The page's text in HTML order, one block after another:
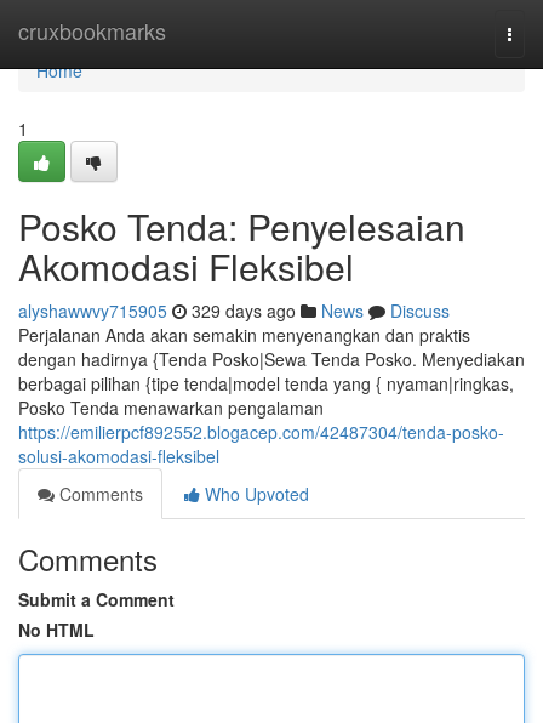
cruxbookmarks
Home
Home
1
Posko Tenda: Penyelesaian
Akomodasi Fleksibel
alyshawwvy715905 329 days ago News
Discuss
Perjalanan Anda akan semakin menyenangkan dan praktis
dengan hadirnya {Tenda Posko|Sewa Tenda Posko. Menyediakan
berbagai pilihan {tipe tenda|model tenda yang { nyaman|ringkas,
Posko Tenda menawarkan pengalaman
https://emilierpcf892552.blogacep.com/42487304/tenda-posko-
solusi-akomodasi-fleksibel
Comments
Who Upvoted
Comments
Submit a Comment
No HTML